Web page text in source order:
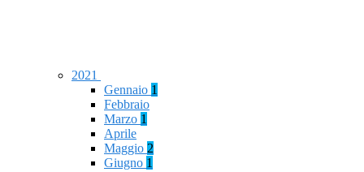
2021
Gennaio 1
Febbraio
Marzo 1
Aprile
Maggio 2
Giugno 1